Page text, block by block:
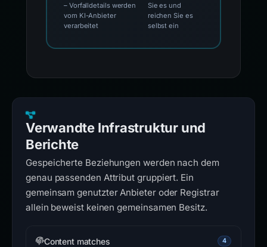
– Vorfalldetails werden
vom KI-Anbieter
verarbeitet
Sie es und
reichen Sie es
selbst ein
Verwandte Infrastruktur und
Berichte
Gespeicherte Beziehungen werden nach dem
genau passenden Attribut gruppiert. Ein
gemeinsam genutzter Anbieter oder Registrar
allein beweist keinen gemeinsamen Besitz.
Content matches 4